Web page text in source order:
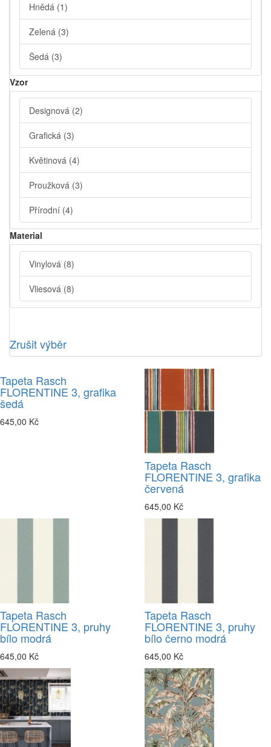
Hnědá (1)
Zelená (3)
Šedá (3)
Vzor
Designová (2)
Grafická (3)
Květinová (4)
Proužková (3)
Přírodní (4)
Material
Vinylová (8)
Vliesová (8)
Zrušit výběr
Tapeta Rasch
FLORENTINE 3, grafika
šedá
645,00 Kč
Tapeta Rasch
FLORENTINE 3, grafika
červená
645,00 Kč
Tapeta Rasch
FLORENTINE 3, pruhy
bílo modrá
645,00 Kč
Tapeta Rasch
FLORENTINE 3, pruhy
bílo černo modrá
645,00 Kč